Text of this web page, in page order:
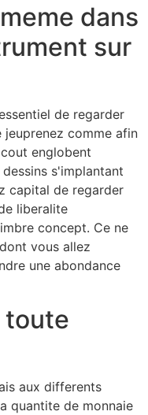
dans
sur
de regarder
jeuprenez comme afin
englobent
s'implantant
capital de regarder
liberalite
concept. Ce ne
vous allez
une abondance
toute
aux differents
quantite de monnaie